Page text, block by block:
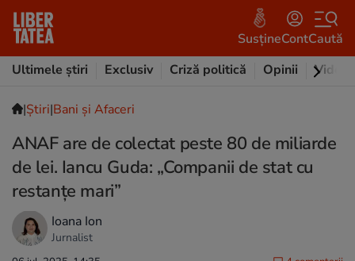
SusțineContCaută
Ultimele știri
Exclusiv Criză politică Opinii Video
|Ştiri|Bani și Afaceri
ANAF are de colectat peste 80 de miliarde
de lei. Iancu Guda: „Companii de stat cu
restanțe mari”
Ioana Ion
Jurnalist